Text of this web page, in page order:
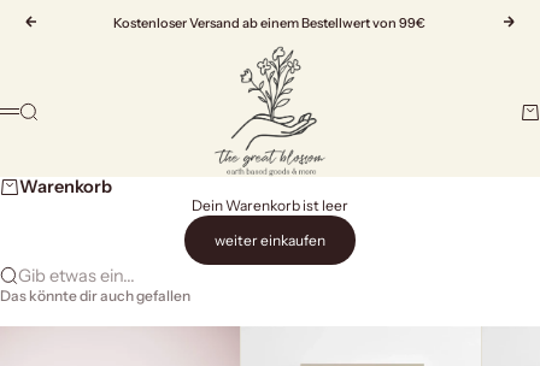
Zurück
Kostenloser Versand ab einem Bestellwert von 99€
Vor
The Great Blossom
Menü
Suche
Warenkorb
Dein Warenkorb ist leer
weiter einkaufen
Gib etwas ein...
Das könnte dir auch gefallen